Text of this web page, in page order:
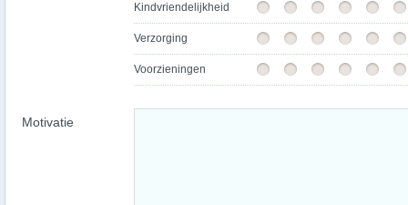
Kindvriendelijkheid
Verzorging
Voorzieningen
Motivatie